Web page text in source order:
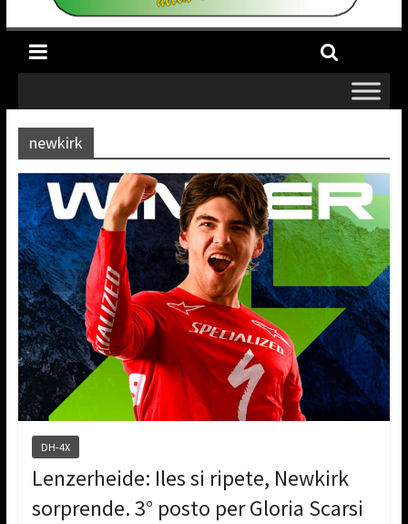
newkirk
DH-4X
Lenzerheide: Iles si ripete, Newkirk
sorprende. 3° posto per Gloria Scarsi